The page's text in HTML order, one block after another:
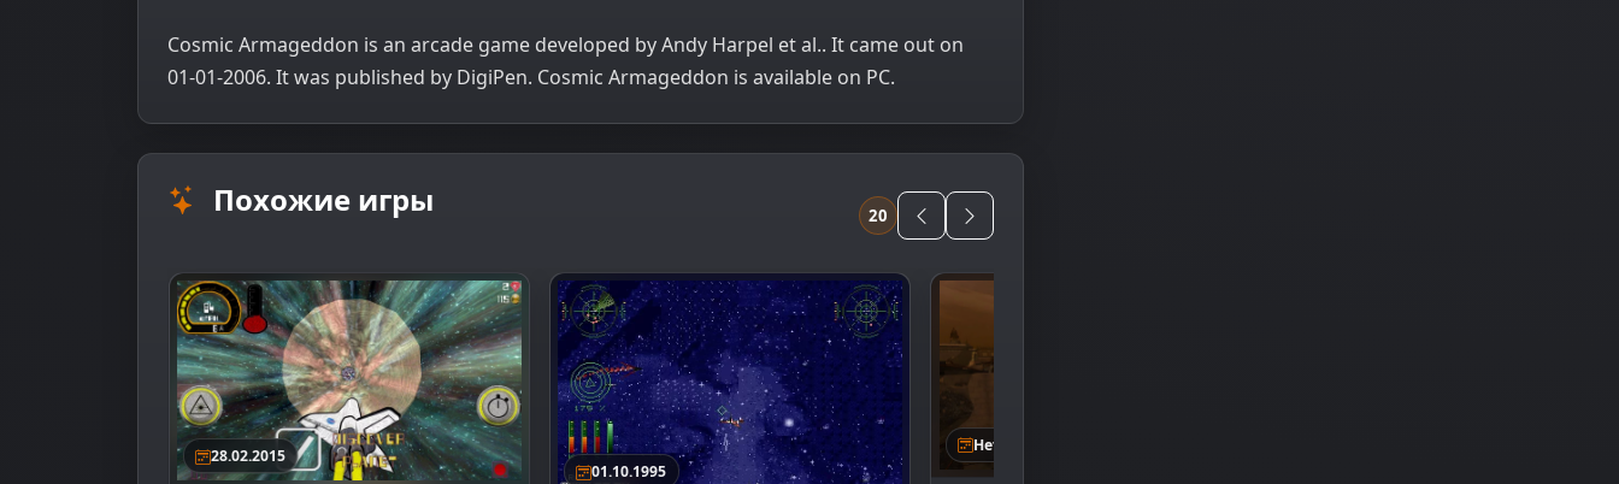
Cosmic Armageddon is an arcade game developed by Andy Harpel et al.. It came out on
01-01-2006. It was published by DigiPen. Cosmic Armageddon is available on PC.
Похожие игры 20
28.02.2015
01.10.1995
Нет даты